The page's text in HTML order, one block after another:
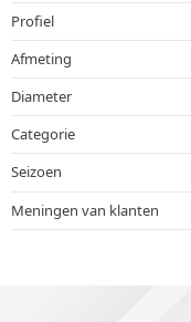
Profiel
Afmeting
Diameter
Categorie
Seizoen
Meningen van klanten